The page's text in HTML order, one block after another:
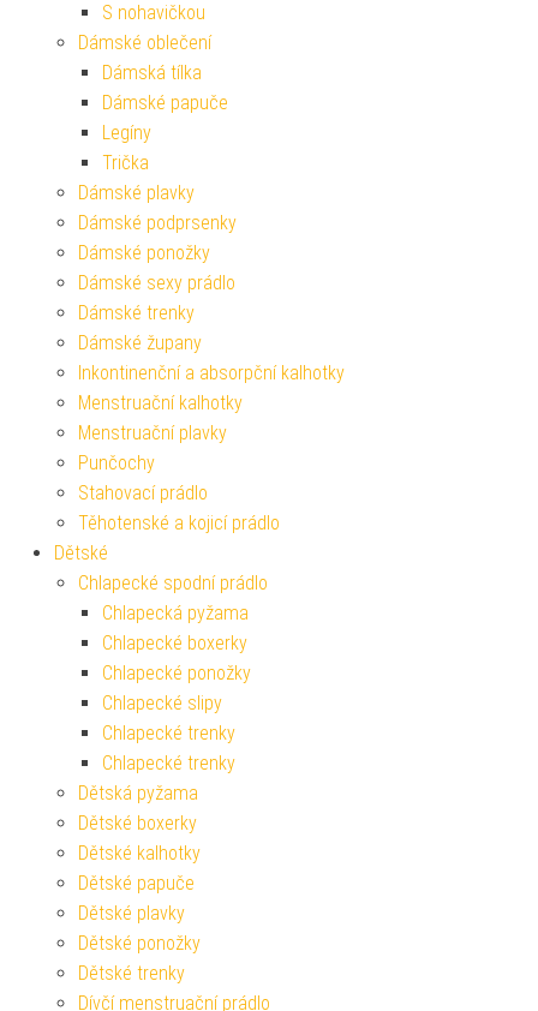
S nohavičkou
Dámské oblečení
Dámská tílka
Dámské papuče
Legíny
Trička
Dámské plavky
Dámské podprsenky
Dámské ponožky
Dámské sexy prádlo
Dámské trenky
Dámské župany
Inkontinenční a absorpční kalhotky
Menstruační kalhotky
Menstruační plavky
Punčochy
Stahovací prádlo
Těhotenské a kojicí prádlo
Dětské
Chlapecké spodní prádlo
Chlapecká pyžama
Chlapecké boxerky
Chlapecké ponožky
Chlapecké slipy
Chlapecké trenky
Chlapecké trenky
Dětská pyžama
Dětské boxerky
Dětské kalhotky
Dětské papuče
Dětské plavky
Dětské ponožky
Dětské trenky
Dívčí menstruační prádlo